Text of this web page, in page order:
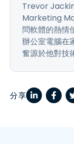
Trevor
Marketing
問軟體的熱情
辦公室電腦
奮源於他對技
分享